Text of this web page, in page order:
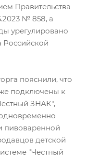
Правительства
№ 858, а
урегулировано
Российской
пояснили, что
подключены к
ЗНАК",
пивоваренной
детской
"Честный